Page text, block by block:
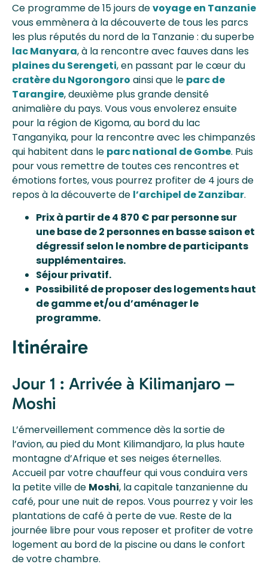
Ce programme de 15 jours devoyage en Tanzanie
vous emmènera à la découverte de tous les parcs
les plus réputés du nord de la Tanzanie : du superbe
lac Manyara, à la rencontre avec fauves dans les
plaines du Serengeti, en passant par le cœur du
cratère du Ngorongoro ainsi que le parc de
Tarangire, deuxième plus grande densité
animalière du pays. Vous vous envolerez ensuite
pour la région de Kigoma, au bord du lac
Tanganyika, pour la rencontre avec les chimpanzés
qui habitent dans le parc national de Gombe. Puis
pour vous remettre de toutes ces rencontres et
émotions fortes, vous pourrez profiter de 4 jours de
repos à la découverte de l’archipel de Zanzibar.
Prix à partir de 4 870 € par personne sur
une base de 2 personnes en basse saison et
dégressif selon le nombre de participants
supplémentaires.
Séjour privatif.
Possibilité de proposer des logements haut
de gamme et/ou d’aménager le
programme.
Itinéraire
Jour 1 : Arrivée à Kilimanjaro –
Moshi
L’émerveillement commence dès la sortie de
l’avion, au pied du Mont Kilimandjaro, la plus haute
montagne d’Afrique et ses neiges éternelles.
Accueil par votre chauffeur qui vous conduira vers
la petite ville de Moshi, la capitale tanzanienne du
café, pour une nuit de repos. Vous pourrez y voir les
plantations de café à perte de vue. Reste de la
journée libre pour vous reposer et profiter de votre
logement au bord de la piscine ou dans le confort
de votre chambre.